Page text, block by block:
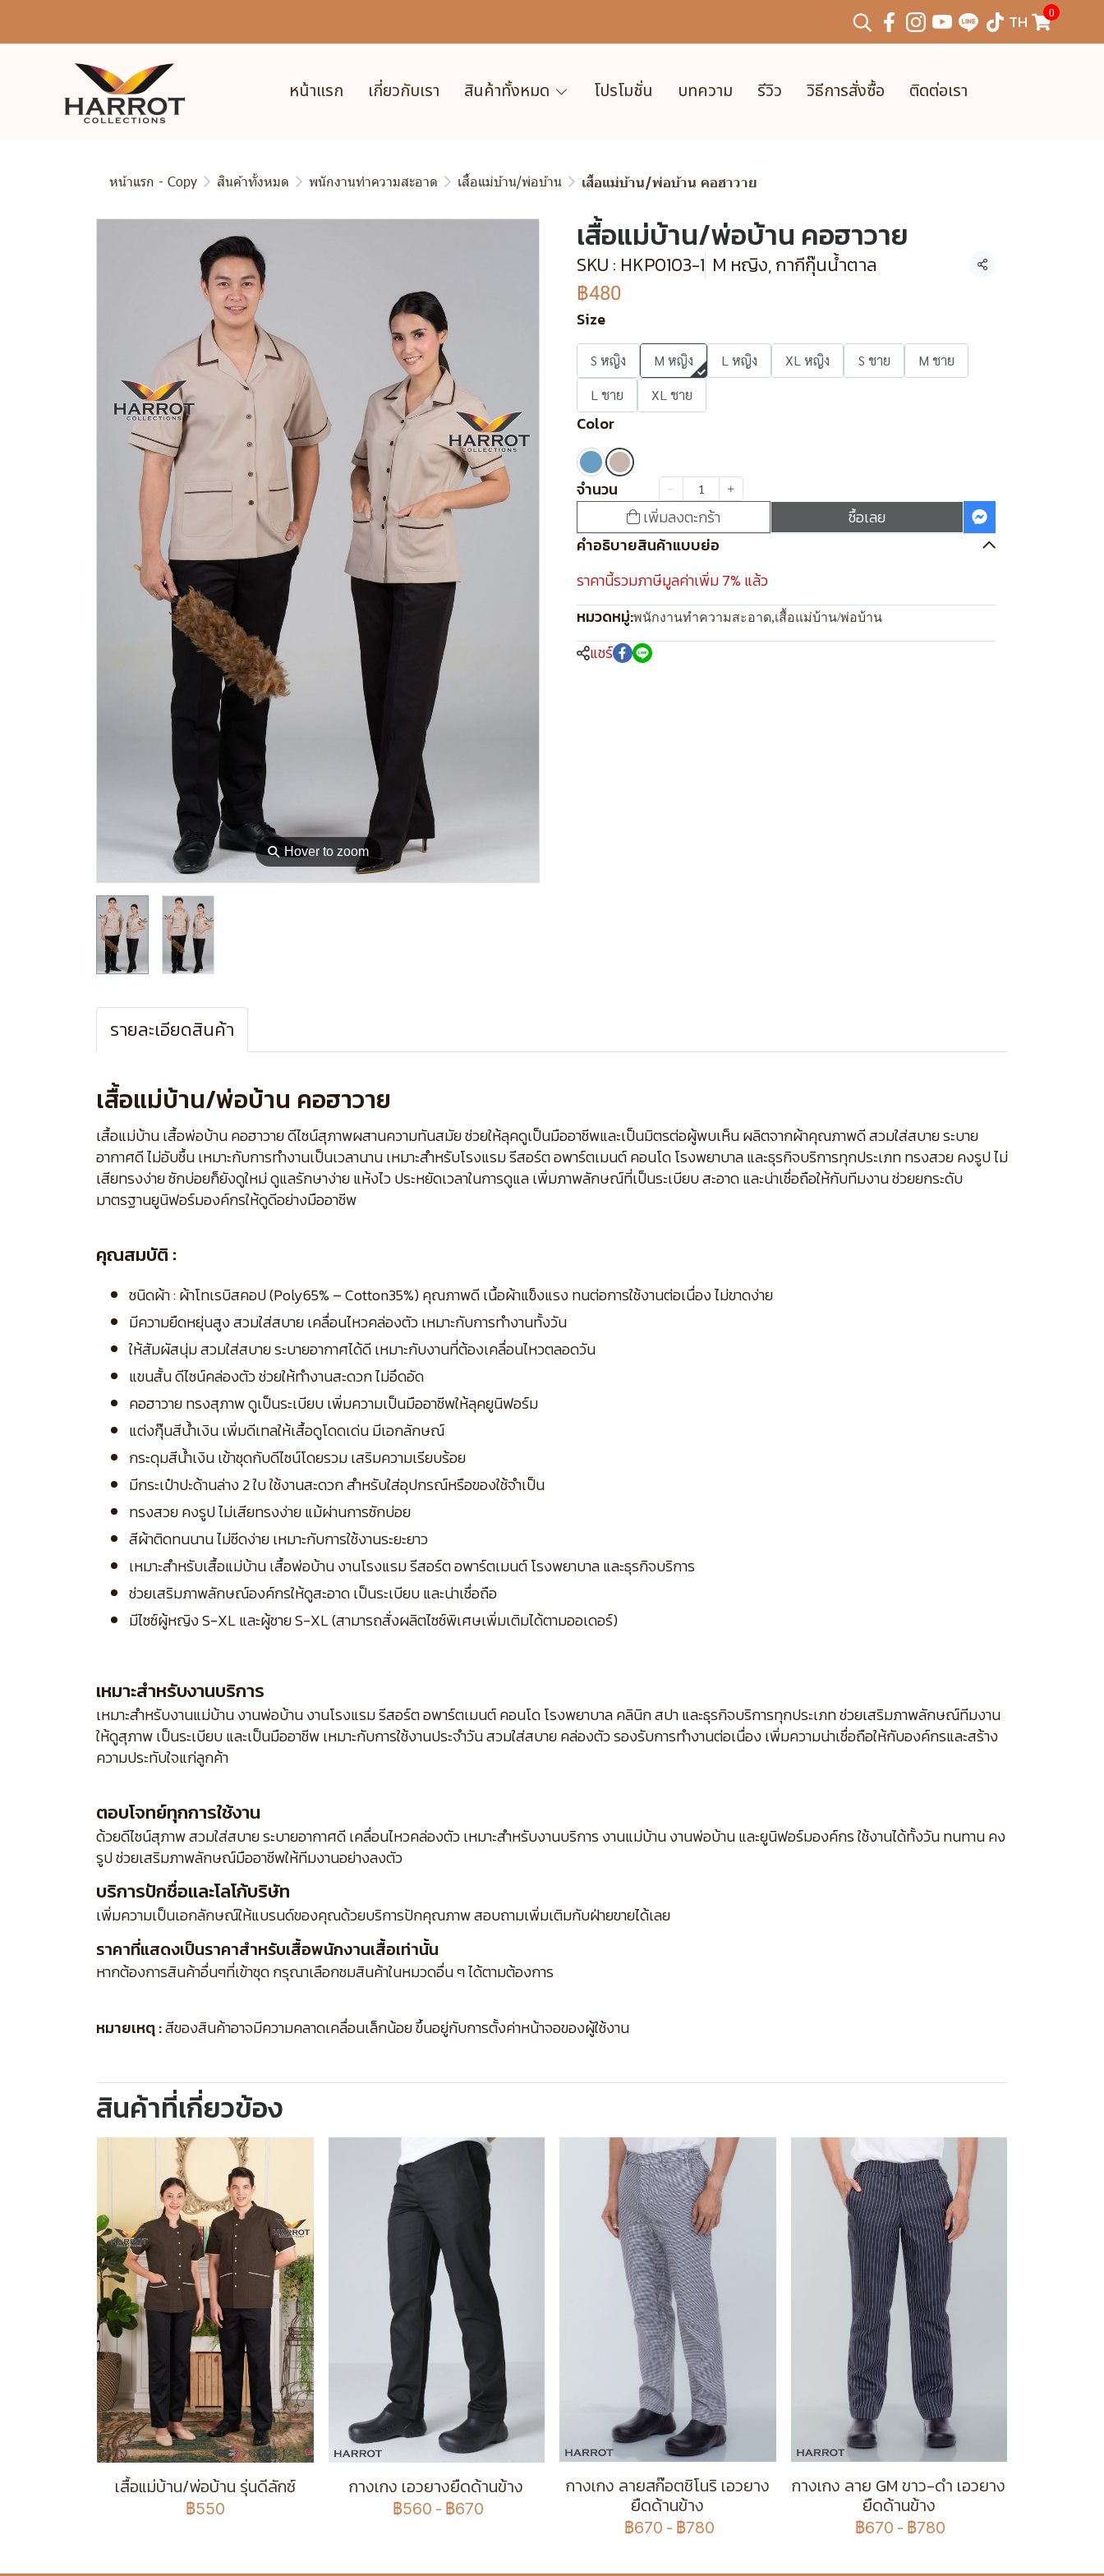
TH 0
หน้าแรก เกี่ยวกับเรา สินค้าทั้งหมด โปรโมชั่น บทความ รีวิว วิธีการสั่งซื้อ ติดต่อเรา
หน้าแรก - Copy สินค้าทั้งหมด พนักงานทำความสะอาด เสื้อแม่บ้าน/พ่อบ้าน เสื้อแม่บ้าน/พ่อบ้าน คอฮาวาย
⚲Hover to zoom
เสื้อแม่บ้าน/พ่อบ้าน คอฮาวาย
SKU : HKP0103-1 M หญิง, กากีกุ๊นน้ำตาล แชร์
฿480
Size
S หญิง M หญิง L หญิง XL หญิง S ชาย
M ชาย
L ชาย
XL ชาย
Color
จำนวน
เพิ่มลงตะกร้า
ซื้อเลย
คำอธิบายสินค้าแบบย่อ
ราคานี้รวมภาษีมูลค่าเพิ่ม 7% แล้ว
หมวดหมู่:พนักงานทำความสะอาด,เสื้อแม่บ้าน/พ่อบ้าน
แชร์
รายละเอียดสินค้า
เสื้อแม่บ้าน/พ่อบ้าน คอฮาวาย
เสื้อแม่บ้าน เสื้อพ่อบ้าน คอฮาวาย ดีไซน์สุภาพผสานความทันสมัย ช่วยให้ลุคดูเป็นมืออาชีพและเป็นมิตรต่อผู้พบเห็น ผลิตจากผ้าคุณภาพดี สวมใส่สบาย ระบาย
อากาศดี ไม่อับชื้น เหมาะกับการทำงานเป็นเวลานาน เหมาะสำหรับโรงแรม รีสอร์ต อพาร์ตเมนต์ คอนโด โรงพยาบาล และธุรกิจบริการทุกประเภท ทรงสวย คงรูป ไม่
เสียทรงง่าย ซักบ่อยก็ยังดูใหม่ ดูแลรักษาง่าย แห้งไว ประหยัดเวลาในการดูแล เพิ่มภาพลักษณ์ที่เป็นระเบียบ สะอาด และน่าเชื่อถือให้กับทีมงาน ช่วยยกระดับ
มาตรฐานยูนิฟอร์มองค์กรให้ดูดีอย่างมืออาชีพ
คุณสมบัติ :
ชนิดผ้า : ผ้าโทเรบิสคอป (Poly65% – Cotton35%) คุณภาพดี เนื้อผ้าแข็งแรง ทนต่อการใช้งานต่อเนื่อง ไม่ขาดง่าย
มีความยืดหยุ่นสูง สวมใส่สบาย เคลื่อนไหวคล่องตัว เหมาะกับการทำงานทั้งวัน
ให้สัมผัสนุ่ม สวมใส่สบาย ระบายอากาศได้ดี เหมาะกับงานที่ต้องเคลื่อนไหวตลอดวัน
แขนสั้น ดีไซน์คล่องตัว ช่วยให้ทำงานสะดวก ไม่อึดอัด
คอฮาวาย ทรงสุภาพ ดูเป็นระเบียบ เพิ่มความเป็นมืออาชีพให้ลุคยูนิฟอร์ม
แต่งกุ๊นสีน้ำเงิน เพิ่มดีเทลให้เสื้อดูโดดเด่น มีเอกลักษณ์
กระดุมสีน้ำเงิน เข้าชุดกับดีไซน์โดยรวม เสริมความเรียบร้อย
มีกระเป๋าปะด้านล่าง 2 ใบ ใช้งานสะดวก สำหรับใส่อุปกรณ์หรือของใช้จำเป็น
ทรงสวย คงรูป ไม่เสียทรงง่าย แม้ผ่านการซักบ่อย
สีผ้าติดทนนาน ไม่ซีดง่าย เหมาะกับการใช้งานระยะยาว
เหมาะสำหรับเสื้อแม่บ้าน เสื้อพ่อบ้าน งานโรงแรม รีสอร์ต อพาร์ตเมนต์ โรงพยาบาล และธุรกิจบริการ
ช่วยเสริมภาพลักษณ์องค์กรให้ดูสะอาด เป็นระเบียบ และน่าเชื่อถือ
มีไซซ์ผู้หญิง S-XL และผู้ชาย S-XL (สามารถสั่งผลิตไซซ์พิเศษเพิ่มเติมได้ตามออเดอร์)
เหมาะสำหรับงานบริการ
เหมาะสำหรับงานแม่บ้าน งานพ่อบ้าน งานโรงแรม รีสอร์ต อพาร์ตเมนต์ คอนโด โรงพยาบาล คลินิก สปา และธุรกิจบริการทุกประเภท ช่วยเสริมภาพลักษณ์ทีมงาน
ให้ดูสุภาพ เป็นระเบียบ และเป็นมืออาชีพ เหมาะกับการใช้งานประจำวัน สวมใส่สบาย คล่องตัว รองรับการทำงานต่อเนื่อง เพิ่มความน่าเชื่อถือให้กับองค์กรและสร้าง
ความประทับใจแก่ลูกค้า
ตอบโจทย์ทุกการใช้งาน
ด้วยดีไซน์สุภาพ สวมใส่สบาย ระบายอากาศดี เคลื่อนไหวคล่องตัว เหมาะสำหรับงานบริการ งานแม่บ้าน งานพ่อบ้าน และยูนิฟอร์มองค์กร ใช้งานได้ทั้งวัน ทนทาน คง
รูป ช่วยเสริมภาพลักษณ์มืออาชีพให้ทีมงานอย่างลงตัว
บริการปักชื่อและโลโก้บริษัท
เพิ่มความเป็นเอกลักษณ์ให้แบรนด์ของคุณด้วยบริการปักคุณภาพ สอบถามเพิ่มเติมกับฝ่ายขายได้เลย
ราคาที่แสดงเป็นราคาสำหรับเสื้อพนักงานเสื้อเท่านั้น
หากต้องการสินค้าอื่นๆที่เข้าชุด กรุณาเลือกชมสินค้าในหมวดอื่น ๆ ได้ตามต้องการ
หมายเหตุ :สีของสินค้าอาจมีความคลาดเคลื่อนเล็กน้อย ขึ้นอยู่กับการตั้งค่าหน้าจอของผู้ใช้งาน
สินค้าที่เกี่ยวข้อง
เสื้อแม่บ้าน/พ่อบ้าน รุ่นดีลักซ์
฿550
กางเกง เอวยางยืดด้านข้าง
฿560 - ฿670
กางเกง ลายสก๊อตชิโนริ เอวยาง
ยืดด้านข้าง
฿670 - ฿780
กางเกง ลาย GM ขาว-ดำ เอวยาง
ยืดด้านข้าง
฿670 - ฿780